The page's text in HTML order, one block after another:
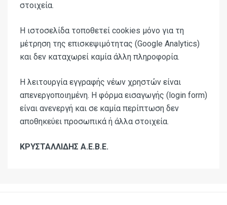
στοιχεία.
Η ιστοσελίδα τοποθετεί cookies μόνο για τη
μέτρηση της επισκεψιμότητας (Google Analytics)
και δεν καταχωρεί καμία άλλη πληροφορία.
Η λειτουργία εγγραφής νέων χρηστών είναι
απενεργοποιημένη. Η φόρμα εισαγωγής (login form)
είναι ανενεργή και σε καμία περίπτωση δεν
αποθηκεύει προσωπικά ή άλλα στοιχεία.
ΚΡΥΣΤΑΛΛΙΔΗΣ Α.Ε.Β.Ε.